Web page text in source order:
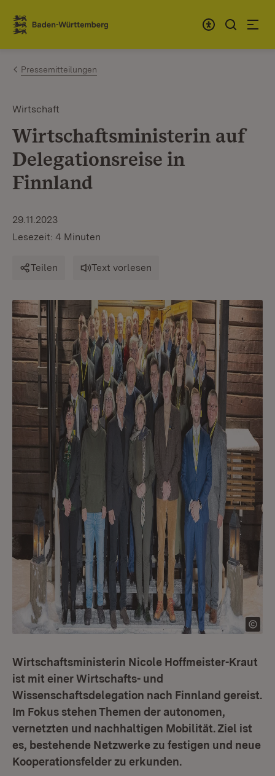
Zum Inhalt springen
Link zur Startseite
Pressemitteilungen
Wirtschaft
Wirtschaftsministerin auf
Delegationsreise in
Finnland
29.11.2023
Lesezeit: 4 Minuten
Teilen Text vorlesen
Wirtschaftsministerin Nicole Hoffmeister-Kraut
ist mit einer Wirtschafts- und
Wissenschaftsdelegation nach Finnland gereist.
Im Fokus stehen Themen der autonomen,
vernetzten und nachhaltigen Mobilität. Ziel ist
es, bestehende Netzwerke zu festigen und neue
Kooperationsfelder zu erkunden.